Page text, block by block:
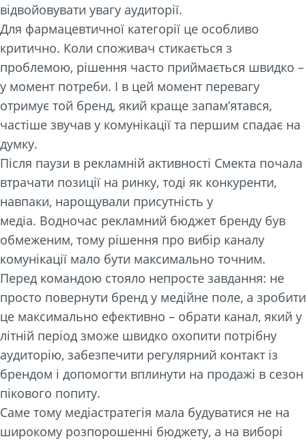
відвойовувати увагу аудиторії.
Для фармацевтичної категорії це особливо
критично. Коли споживач стикається з
проблемою, рішення часто приймається швидко –
у момент потреби. І в цей момент перевагу
отримує той бренд, який краще запам’ятався,
частіше звучав у комунікації та першим спадає на
думку.
Після паузи в рекламній активності Смекта почала
втрачати позиції на ринку, тоді як конкуренти,
навпаки, нарощували присутність у
медіа. Водночас рекламний бюджет бренду був
обмеженим, тому рішення про вибір каналу
комунікації мало бути максимально точним.
Перед командою стояло непросте завдання: не
просто повернути бренд у медійне поле, а зробити
це максимально ефективно – обрати канал, який у
літній період зможе швидко охопити потрібну
аудиторію, забезпечити регулярний контакт із
брендом і допомогти вплинути на продажі в сезон
пікового попиту.
Саме тому медіастратегія мала будуватися не на
широкому розпорошенні бюджету, а на виборі